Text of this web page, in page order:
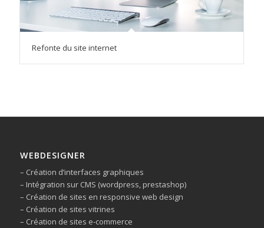
Refonte du site internet
WEBDESIGNER
– Création d’interfaces graphiques
– Intégration sur CMS (wordpress, prestashop)
– Création de sites en responsive web design
– Création de sites vitrines
– Création de sites e-commerce